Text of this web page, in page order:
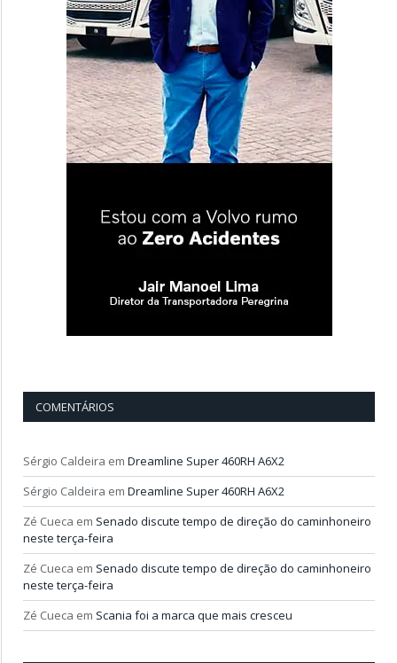
COMENTÁRIOS
Sérgio Caldeira em Dreamline Super 460RH A6X2
Sérgio Caldeira em Dreamline Super 460RH A6X2
Zé Cueca em Senado discute tempo de direção do caminhoneiro
neste terça-feira
Zé Cueca em Senado discute tempo de direção do caminhoneiro
neste terça-feira
Zé Cueca em Scania foi a marca que mais cresceu